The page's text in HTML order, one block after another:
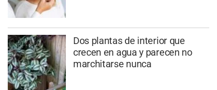
Dos plantas de interior que
crecen en agua y parecen no
marchitarse nunca